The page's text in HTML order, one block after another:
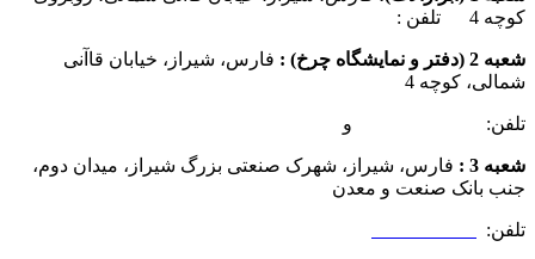
کوچه 4 تلفن :
شعبه 2 (دفتر و نمایشگاه چرخ) :
فارس، شیراز، خیابان قاآنی
شمالی، کوچه 4
تلفن: و
شعبه 3 :
فارس، شیراز، شهرک صنعتی بزرگ شیراز، میدان دوم،
جنب بانک صنعت و معدن
تلفن: